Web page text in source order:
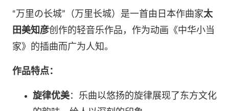
“万里の长城”（万里长城）是一首由日本作曲家太
田美知彦创作的轻音乐作品，作为动画《中华小当
家》的插曲而广为人知。
作品特点：
旋律优美：乐曲以悠扬的旋律展现了东方文化